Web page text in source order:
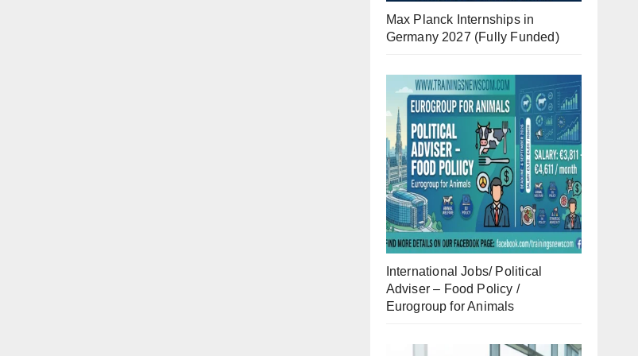
Max Planck Internships in
Germany 2027 (Fully Funded)
International Jobs/ Political
Adviser – Food Policy /
Eurogroup for Animals